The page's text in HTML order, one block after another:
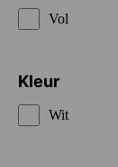
Vol
Kleur
Wit